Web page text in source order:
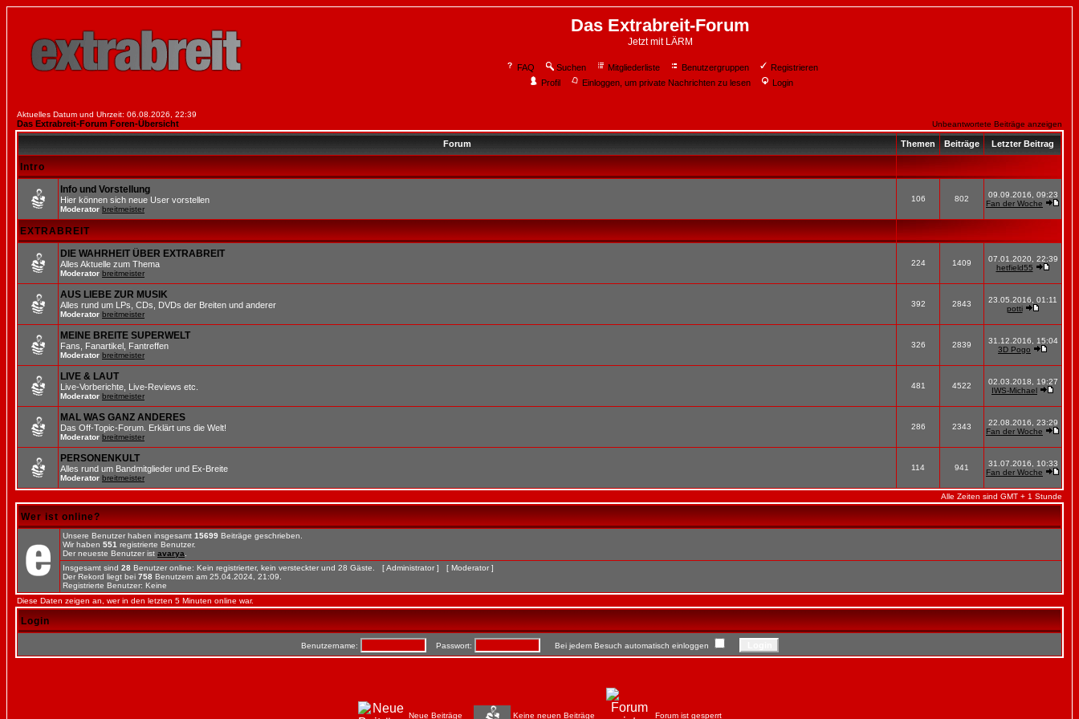
Das Extrabreit-Forum
Jetzt mit LÄRM
FAQ Suchen Mitgliederliste Benutzergruppen
Registrieren
Profil
Einloggen, um private Nachrichten zu lesen Login
Aktuelles Datum und Uhrzeit: 06.08.2026, 22:39
Das Extrabreit-Forum Foren-Übersicht Unbeantwortete Beiträge anzeigen
Forum Themen Beiträge Letzter Beitrag
Intro
Info und Vorstellung
Hier können sich neue User vorstellen
Moderator breitmeister
106 802
09.09.2016, 09:23
Fan der Woche
EXTRABREIT
DIE WAHRHEIT ÜBER EXTRABREIT
Alles Aktuelle zum Thema
Moderator breitmeister
224 1409
07.01.2020, 22:39
hetfield55
AUS LIEBE ZUR MUSIK
Alles rund um LPs, CDs, DVDs der Breiten und anderer
Moderator breitmeister
392 2843
23.05.2016, 01:11
potti
MEINE BREITE SUPERWELT
Fans, Fanartikel, Fantreffen
Moderator breitmeister
326 2839
31.12.2016, 15:04
3D Pogo
LIVE & LAUT
Live-Vorberichte, Live-Reviews etc.
Moderator breitmeister
481 4522
02.03.2018, 19:27
IWS-Michael
MAL WAS GANZ ANDERES
Das Off-Topic-Forum. Erklärt uns die Welt!
Moderator breitmeister
286 2343
22.08.2016, 23:29
Fan der Woche
PERSONENKULT
Alles rund um Bandmitglieder und Ex-Breite
Moderator breitmeister
114 941
31.07.2016, 10:33
Fan der Woche
Alle Zeiten sind GMT + 1 Stunde
Wer ist online?
Unsere Benutzer haben insgesamt 15699 Beiträge geschrieben.
Wir haben 551 registrierte Benutzer.
Der neueste Benutzer ist avarya
Insgesamt sind 28 Benutzer online: Kein registrierter, kein versteckter und 28 Gäste. [Administrator ] [ Moderator ]
Der Rekord liegt bei 758 Benutzern am 25.04.2024, 21:09.
Registrierte Benutzer: Keine
Diese Daten zeigen an, wer in den letzten 5 Minuten online war.
Login
Benutzername: Passwort: Bei jedem Besuch automatisch einloggen
Neue Beiträge Keine neuen Beiträge Forum ist gesperrt